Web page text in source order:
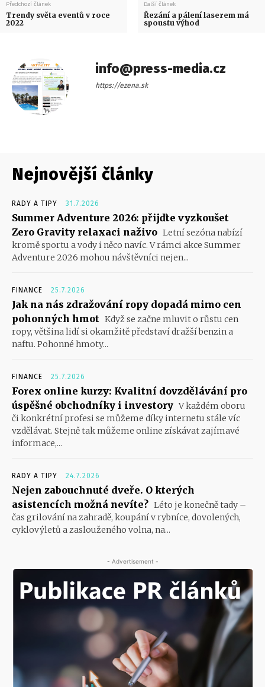
Předchozí článek
Trendy světa eventů v roce
2022
Další článek
Řezání a pálení laserem má
spoustu výhod
info@press-media.cz
https://ezena.sk
Nejnovější články
RADY A TIPY 31.7.2026
Summer Adventure 2026: přijďte vyzkoušet
Zero Gravity relaxaci naživo Letní sezóna nabízí
kromě sportu a vody i něco navíc. V rámci akce Summer
Adventure 2026 mohou návštěvníci nejen...
FINANCE 25.7.2026
Jak na nás zdražování ropy dopadá mimo cen
pohonných hmot Když se začne mluvit o růstu cen
ropy, většina lidí si okamžitě představí dražší benzin a
naftu. Pohonné hmoty...
FINANCE 25.7.2026
Forex online kurzy: Kvalitní dovzdělávání pro
úspěšné obchodníky i investory V každém oboru
či konkrétní profesi se můžeme díky internetu stále víc
vzdělávat. Stejně tak můžeme online získávat zajímavé
informace,...
RADY A TIPY 24.7.2026
Nejen zabouchnuté dveře. O kterých
asistencích možná nevíte? Léto je konečně tady –
čas grilování na zahradě, koupání v rybníce, dovolených,
cyklovýletů a zaslouženého volna, na...
- Advertisement -